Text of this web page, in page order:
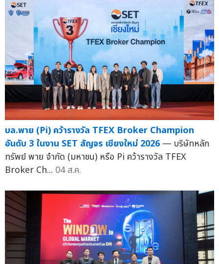
บล.พาย (Pi) คว้ารางวัล TFEX Broker Champion
อันดับ 3 ในงาน SET สัญจร เชียงใหม่ 2026 — บริษัทหลัก
ทรัพย์ พาย จำกัด (มหาชน) หรือ Pi คว้ารางวัล TFEX
Broker Ch... 04 ส.ค.